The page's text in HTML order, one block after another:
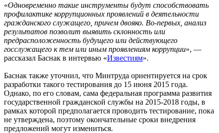
«Одновременно такие инструменты будут способствовать
профилактике коррупционных проявлений в деятельности
гражданского служащего, причем двояко. Во-первых, анализ
результатов позволит выявить склонность или
предрасположенность будущего или действующего
госслужащего к тем или иным проявлениям коррупции», —
рассказал Баснак в интервью «Известиям».
Баснак также уточнил, что Минтруда ориентируется на срок
разработки такого тестирования до 15 июня 2015 года.
Однако, по его словам, сама федеральная программа развития
государственной гражданской службы на 2015-2018 годы, в
рамках которой предполагается проводить тестирование, пока
не утверждена, поэтому окончательные сроки внедрения
предложений могут измениться.